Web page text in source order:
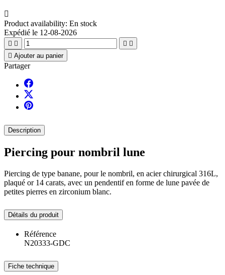

Product availability: En stock
Expédié le 12-08-2026
   
 Ajouter au panier
Partager
Description
Piercing pour nombril lune
Piercing de type banane, pour le nombril, en acier chirurgical 316L,
plaqué or 14 carats, avec un pendentif en forme de lune pavée de
petites pierres en zirconium blanc.
Détails du produit
Référence
N20333-GDC
Fiche technique